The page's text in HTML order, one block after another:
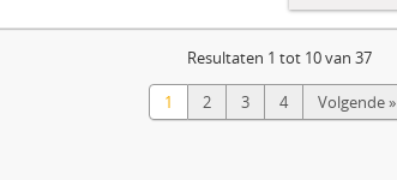
Resultaten 1 tot 10 van 37
1 2 3 4 Volgende »